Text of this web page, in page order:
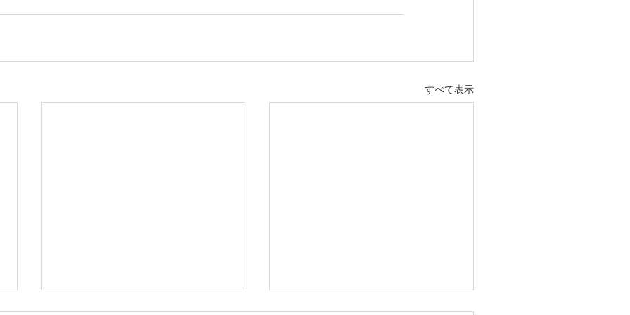
すべて表示